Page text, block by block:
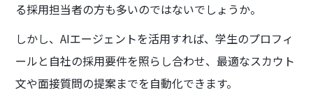
る採用担当者の方も多いのではないでしょうか。
しかし、AIエージェントを活用すれば、学生のプロフィ
ールと自社の採用要件を照らし合わせ、最適なスカウト
文や面接質問の提案までを自動化できます。